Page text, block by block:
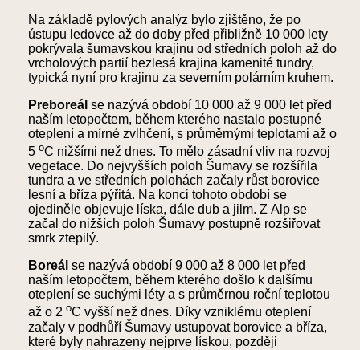
Na základě pylových analýz bylo zjištěno, že po
ústupu ledovce až do doby před přibližně 10 000 lety
pokrývala šumavskou krajinu od středních poloh až do
vrcholových partií bezlesá krajina kamenité tundry,
typická nyní pro krajinu za severním polárním kruhem.
Preboreál se nazývá období 10 000 až 9 000 let před
naším letopočtem, během kterého nastalo postupné
oteplení a mírné zvlhčení, s průměrnými teplotami až o
5 oC nižšími než dnes. To mělo zásadní vliv na rozvoj
vegetace. Do nejvyšších poloh Šumavy se rozšířila
tundra a ve středních polohách začaly růst borovice
lesní a bříza pýřitá. Na konci tohoto období se
ojediněle objevuje líska, dále dub a jilm. Z Alp se
začal do nižších poloh Šumavy postupně rozšiřovat
smrk ztepilý.
Boreál se nazývá období 9 000 až 8 000 let před
naším letopočtem, během kterého došlo k dalšímu
oteplení se suchými léty a s průměrnou roční teplotou
až o 2 oC vyšší než dnes. Díky vzniklému oteplení
začaly v podhůří Šumavy ustupovat borovice a bříza,
které byly nahrazeny nejprve lískou, později